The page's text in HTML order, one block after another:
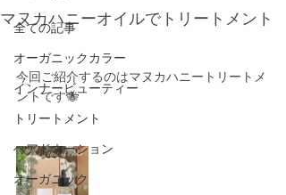
全ての記事
オーガニックカラー
インナービューティー
トリートメント
ヘアドネーション
オーガニック
マヌカハニーオイルでトリートメント
今回ご紹介するのはマヌカハニートリートメ
ントです🐝